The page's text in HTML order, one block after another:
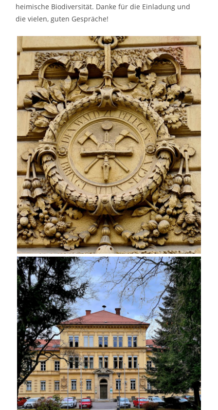
heimische Biodiversität. Danke für die Einladung und
die vielen, guten Gespräche!